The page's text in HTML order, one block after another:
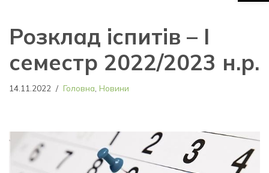
Розклад іспитів – І
семестр 2022/2023 н.р.
14.11.2022 Головна Новини